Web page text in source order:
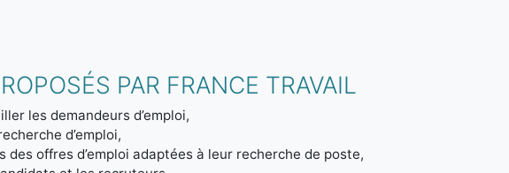
PAR FRANCE TRAVAIL
les demandeurs d’emploi,
d’emploi,
des offres d’emploi adaptées à leur recherche de poste,